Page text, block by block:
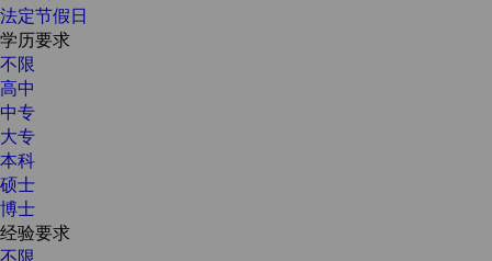
法定节假日
学历要求
不限
高中
中专
大专
本科
硕士
博士
经验要求
不限